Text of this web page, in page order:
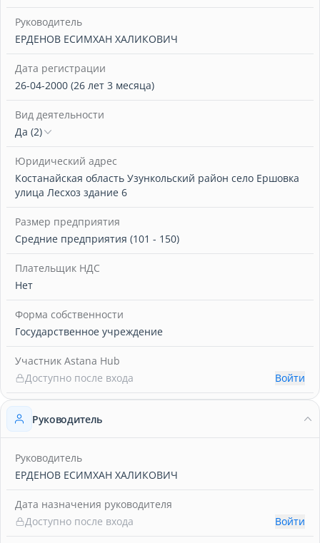
Руководитель
ЕРДЕНОВ ЕСИМХАН ХАЛИКОВИЧ
Дата регистрации
26-04-2000 (26 лет 3 месяца)
Вид деятельности
Да (2)
Юридический адрес
Костанайская область Узункольский район село Ершовка
улица Лесхоз здание 6
Размер предприятия
Средние предприятия (101 - 150)
Плательщик НДС
Нет
Форма собственности
Государственное учреждение
Участник Astana Hub
Доступно после входа
Войти
Руководитель
Руководитель
ЕРДЕНОВ ЕСИМХАН ХАЛИКОВИЧ
Дата назначения руководителя
Доступно после входа
Войти